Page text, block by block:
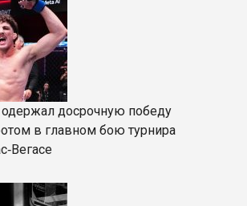
досрочную победу
в главном бою турнира